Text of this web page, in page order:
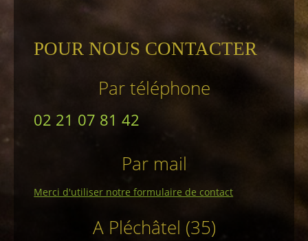
POUR NOUS CONTACTER
Par téléphone
02 21 07 81 42
Par mail
Merci d'utiliser notre formulaire de contact
A Pléchâtel (35)